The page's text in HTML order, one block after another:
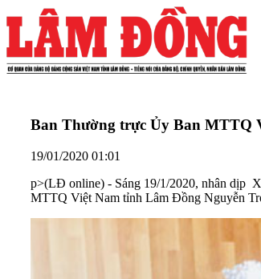
Ban Thường trực Ủy Ban MTTQ
19/01/2020 01:01
p>(LĐ online) - Sáng 19/1/2020, nhân dịp
MTTQ Việt Nam tỉnh Lâm Đồng Nguyễn